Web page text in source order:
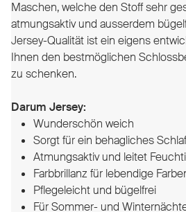
Maschen, welche den Stoff sehr
atmungsaktiv und ausserdem
Jersey-Qualität ist ein eigens
Ihnen den bestmöglichen
zu schenken.
Darum Jersey:
Wunderschön weich
Sorgt für ein behagliches
Atmungsaktiv und leitet
Farbbrillanz für lebendige
Pflegeleicht und bügelfrei
Für Sommer- und